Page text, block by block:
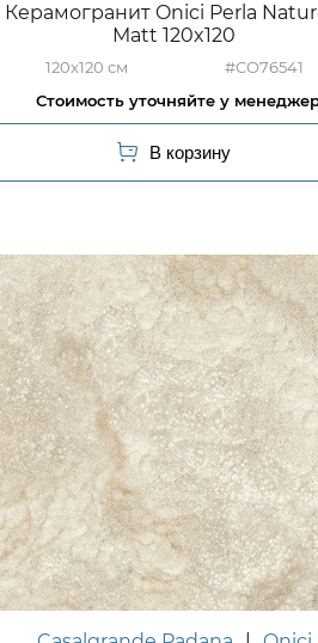
Керамогранит Onici Perla
Matt 120x120
120x120 #CO76541